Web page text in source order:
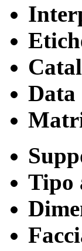
Data
Tipo